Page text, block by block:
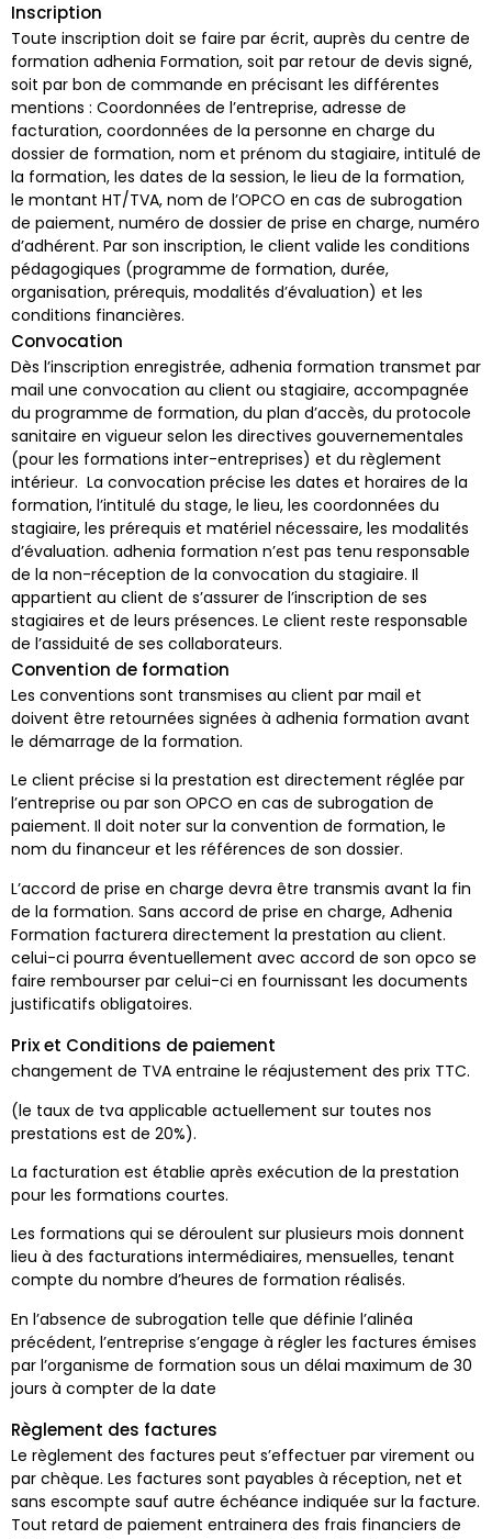
Inscription
Toute inscription doit se faire par écrit, auprès du centre de
formation adhenia Formation, soit par retour de devis signé,
soit par bon de commande en précisant les différentes
mentions : Coordonnées de l’entreprise, adresse de
facturation, coordonnées de la personne en charge du
dossier de formation, nom et prénom du stagiaire, intitulé de
la formation, les dates de la session, le lieu de la formation,
le montant HT/TVA, nom de l’OPCO en cas de subrogation
de paiement, numéro de dossier de prise en charge, numéro
d’adhérent. Par son inscription, le client valide les conditions
pédagogiques (programme de formation, durée,
organisation, prérequis, modalités d’évaluation) et les
conditions financières.
Convocation
Dès l’inscription enregistrée, adhenia formation transmet par
mail une convocation au client ou stagiaire, accompagnée
du programme de formation, du plan d’accès, du protocole
sanitaire en vigueur selon les directives gouvernementales
(pour les formations inter-entreprises) et du règlement
intérieur. La convocation précise les dates et horaires de la
formation, l’intitulé du stage, le lieu, les coordonnées du
stagiaire, les prérequis et matériel nécessaire, les modalités
d’évaluation. adhenia formation n’est pas tenu responsable
de la non-réception de la convocation du stagiaire. Il
appartient au client de s’assurer de l’inscription de ses
stagiaires et de leurs présences. Le client reste responsable
de l’assiduité de ses collaborateurs.
Convention de formation
Les conventions sont transmises au client par mail et
doivent être retournées signées à adhenia formation avant
le démarrage de la formation.
Le client précise si la prestation est directement réglée par
l’entreprise ou par son OPCO en cas de subrogation de
paiement. Il doit noter sur la convention de formation, le
nom du financeur et les références de son dossier.
L’accord de prise en charge devra être transmis avant la fin
de la formation. Sans accord de prise en charge, Adhenia
Formation facturera directement la prestation au client.
celui-ci pourra éventuellement avec accord de son opco se
faire rembourser par celui-ci en fournissant les documents
justificatifs obligatoires.
Prix et Conditions de paiement
changement de TVA entraine le réajustement des prix TTC.
(le taux de tva applicable actuellement sur toutes nos
prestations est de 20%).
La facturation est établie après exécution de la prestation
pour les formations courtes.
Les formations qui se déroulent sur plusieurs mois donnent
lieu à des facturations intermédiaires, mensuelles, tenant
compte du nombre d’heures de formation réalisés.
En l’absence de subrogation telle que définie l’alinéa
précédent, l’entreprise s’engage à régler les factures émises
par l’organisme de formation sous un délai maximum de 30
jours à compter de la date
Règlement des factures
Le règlement des factures peut s’effectuer par virement ou
par chèque. Les factures sont payables à réception, net et
sans escompte sauf autre échéance indiquée sur la facture.
Tout retard de paiement entrainera des frais financiers de